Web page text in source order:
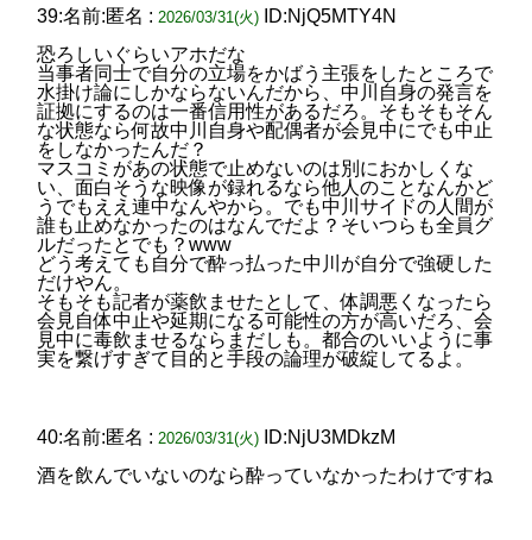
39:名前:匿名 : 2026/03/31(火)
ID:NjQ5MTY4N
恐ろしいぐらいアホだな
当事者同士で自分の立場をかばう主張をしたところで
水掛け論にしかならないんだから、中川自身の発言を
証拠にするのは一番信用性があるだろ。そもそもそん
な状態なら何故中川自身や配偶者が会見中にでも中止
をしなかったんだ？
マスコミがあの状態で止めないのは別におかしくな
い、面白そうな映像が録れるなら他人のことなんかど
うでもええ連中なんやから。でも中川サイドの人間が
誰も止めなかったのはなんでだよ？そいつらも全員グ
ルだったとでも？www
どう考えても自分で酔っ払った中川が自分で強硬した
だけやん。
そもそも記者が薬飲ませたとして、体調悪くなったら
会見自体中止や延期になる可能性の方が高いだろ、会
見中に毒飲ませるならまだしも。都合のいいように事
実を繋げすぎて目的と手段の論理が破綻してるよ。
40:名前:匿名 : 2026/03/31(火)
ID:NjU3MDkzM
酒を飲んでいないのなら酔っていなかったわけですね